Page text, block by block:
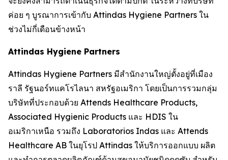
ค่อย ๆ บูรณาการเข้ากับ Attindas Hygiene Partners ใน
ช่วงไม่กี่เดือนข้างหน้า
Attindas Hygiene Partners
Attindas Hygiene Partners มีสำนักงานใหญ่ตั้งอยู่ที่เมือง
ราลี รัฐนอร์ทแคโรไลนา สหรัฐอเมริกา โดยเป็นการรวมกลุ่ม
บริษัทที่ประกอบด้วย Attends Healthcare Products,
Associated Hygienic Products และ HDIS ใน
อเมริกาเหนือ รวมถึง Laboratorios Indas และ Attends
Healthcare AB ในยุโรป Attindas ให้บริการออกแบบ ผลิต